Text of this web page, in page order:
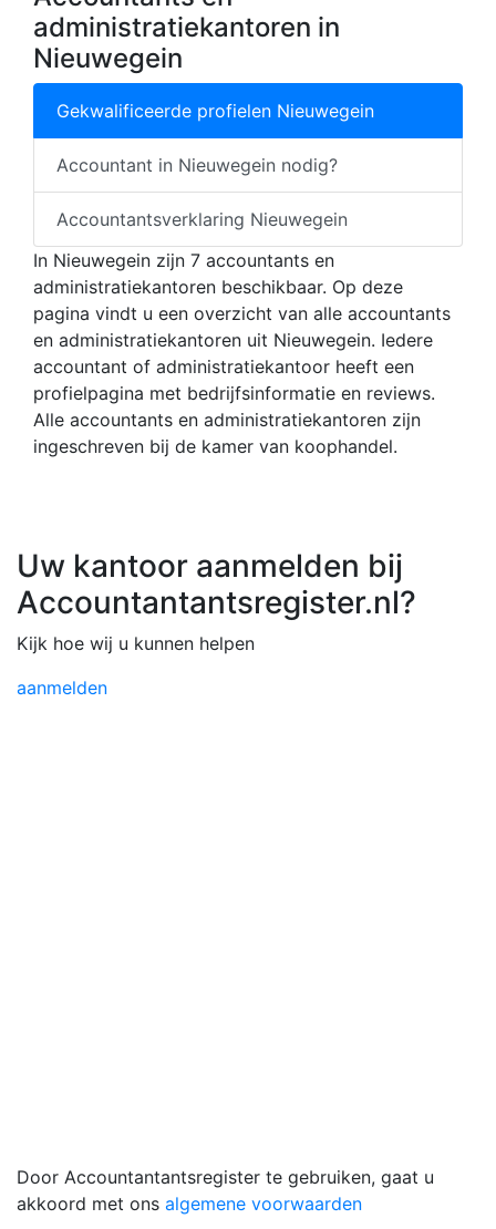
administratiekantoren in
Nieuwegein
Gekwalificeerde profielen Nieuwegein
Accountant in Nieuwegein nodig?
Accountantsverklaring Nieuwegein
In Nieuwegein zijn 7 accountants en
administratiekantoren beschikbaar. Op deze
pagina vindt u een overzicht van alle accountants
en administratiekantoren uit Nieuwegein. Iedere
accountant of administratiekantoor heeft een
profielpagina met bedrijfsinformatie en reviews.
Alle accountants en administratiekantoren zijn
ingeschreven bij de kamer van koophandel.
Uw kantoor aanmelden bij
Accountantantsregister.nl?
Kijk hoe wij u kunnen helpen
aanmelden
Door Accountantantsregister te gebruiken, gaat u
akkoord met ons algemene voorwaarden